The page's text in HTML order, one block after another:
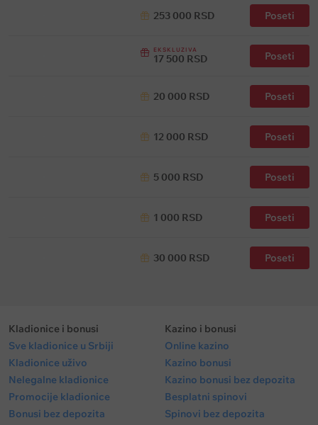
253 000 RSD Poseti
EKSKLUZIVA
17 500 RSD Poseti
20 000 RSD Poseti
12 000 RSD Poseti
5 000 RSD Poseti
1 000 RSD Poseti
30 000 RSD Poseti
Kladionice i bonusi
Sve kladionice u Srbiji
Kladionice uživo
Nelegalne kladionice
Promocije kladionice
Bonusi bez depozita
Kazino i bonusi
Online kazino
Kazino bonusi
Kazino bonusi bez depozita
Besplatni spinovi
Spinovi bez depozita